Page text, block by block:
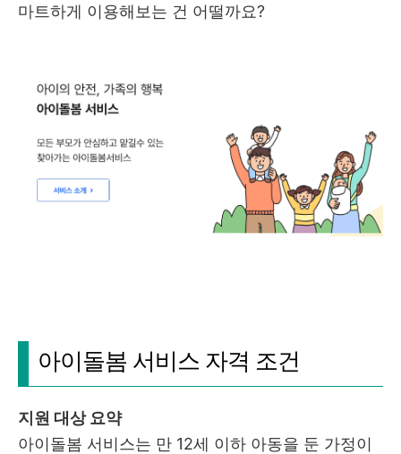
마트하게 이용해보는 건 어떨까요?
아이돌봄 서비스 자격 조건
지원 대상 요약
아이돌봄 서비스는 만 12세 이하 아동을 둔 가정이